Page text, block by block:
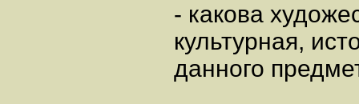
- какова
культурная,
данного